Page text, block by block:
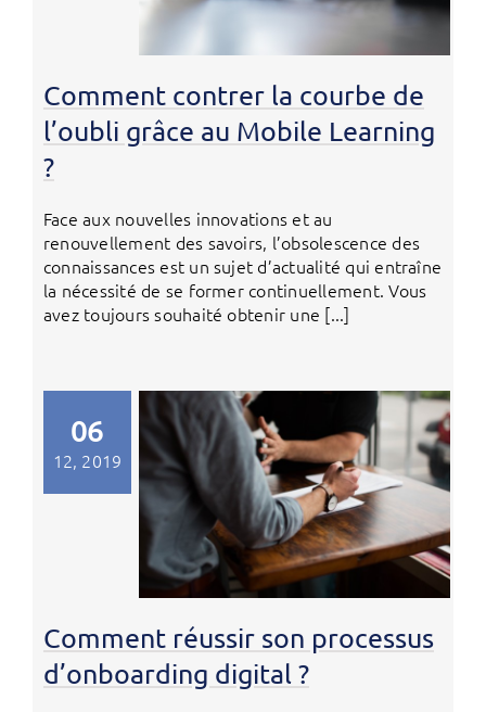
Comment contrer la courbe de
l’oubli grâce au Mobile Learning
?
Face aux nouvelles innovations et au
renouvellement des savoirs, l’obsolescence des
connaissances est un sujet d’actualité qui entraîne
la nécessité de se former continuellement. Vous
avez toujours souhaité obtenir une [...]
06
12, 2019
Comment réussir son processus
d’onboarding digital ?